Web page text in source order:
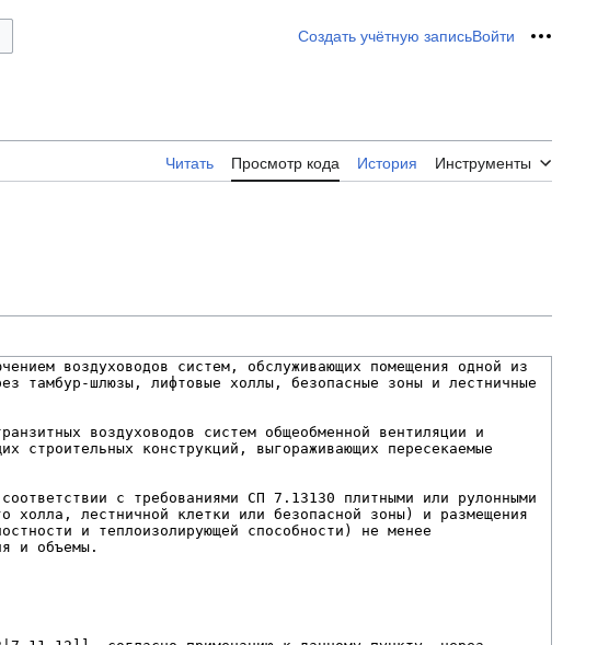
Создать учётную записьВойти
Читать Просмотр кода История Инструменты